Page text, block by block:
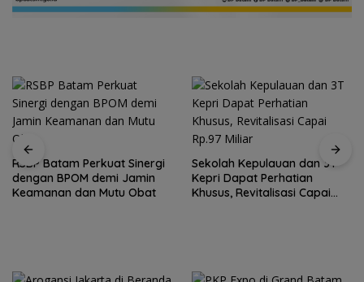
Sekolah Kepulauan dan 3T
Kepri Dapat Perhatian
Khusus, Revitalisasi Capai
Arogansi Jakarta di
Negeri: Catatan dari
Pertemuan Ketua Umum